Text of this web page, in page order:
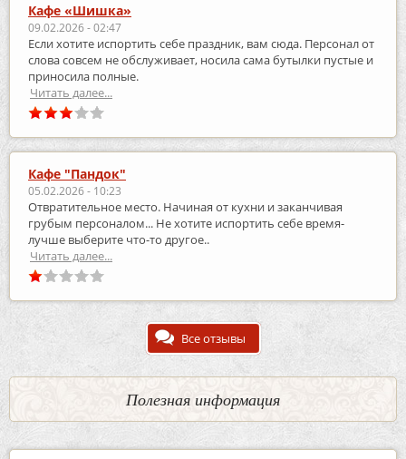
Кафе «Шишка»
09.02.2026 - 02:47
Если хотите испортить себе праздник, вам сюда. Персонал от
слова совсем не обслуживает, носила сама бутылки пустые и
приносила полные.
Читать далее...
Кафе "Пандок"
05.02.2026 - 10:23
Отвратительное место. Начиная от кухни и заканчивая
грубым персоналом... Не хотите испортить себе время-
лучше выберите что-то другое..
Читать далее...
Все отзывы
Полезная информация